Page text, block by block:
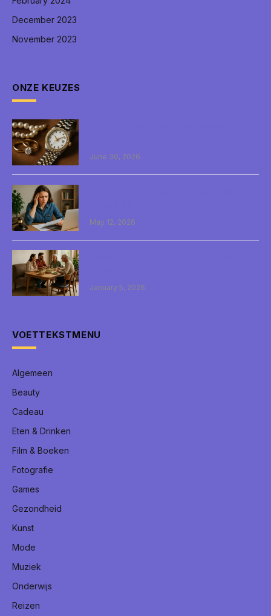
December 2023
November 2023
ONZE KEUZES
June 30, 2026
May 12, 2026
January 5, 2026
VOETTEKSTMENU
Algemeen
Beauty
Cadeau
Eten & Drinken
Film & Boeken
Fotografie
Games
Gezondheid
Kunst
Mode
Muziek
Onderwijs
Reizen